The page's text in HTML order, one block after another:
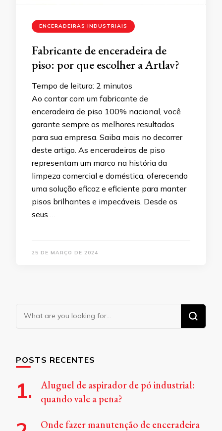
ENCERADEIRAS INDUSTRIAIS
Fabricante de enceradeira de
piso: por que escolher a Artlav?
Tempo de leitura: 2 minutos
Ao contar com um fabricante de
enceradeira de piso 100% nacional, você
garante sempre os melhores resultados
para sua empresa. Saiba mais no decorrer
deste artigo. As enceradeiras de piso
representam um marco na história da
limpeza comercial e doméstica, oferecendo
uma solução eficaz e eficiente para manter
pisos brilhantes e impecáveis. Desde os
seus …
25 DE MARÇO DE 2024
Looking
for
POSTS RECENTES
Aluguel de aspirador de pó industrial:
quando vale a pena?
Onde fazer manutenção de enceradeira